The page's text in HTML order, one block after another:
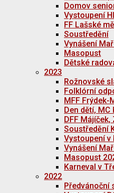
Domov
Vystoupení
FF Lašské
Soustředění
Vynášení
Masopust
Dětské
2023
Rožnovské
Folklórní
MFF Frýdek-
Den dětí, MC
DFF Májíček,
Soustředění
Vystoupení v
Vynášení
Masopust
Karneval v
2022
Předvánoční